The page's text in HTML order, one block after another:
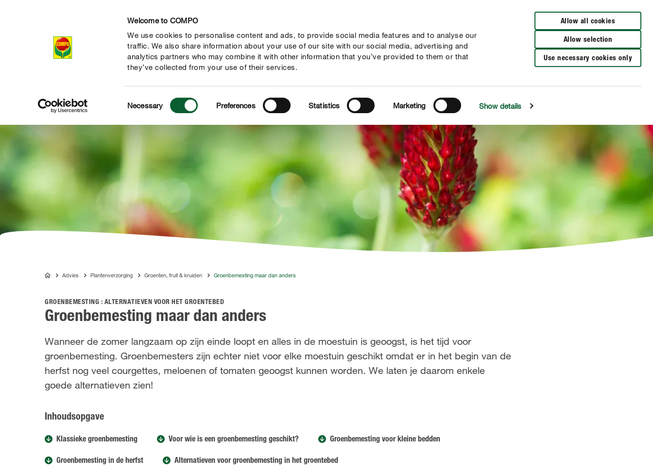
Welcome to COMPO
We use cookies to personalise content and ads, to provide social media features and to analyse our
traffic. We also share information about your use of our site with our social media, advertising and
analytics partners who may combine it with other information that you’ve provided to them or that
they’ve collected from your use of their services.
Selection
Necessary Preferences Statistics Marketing Show details
Allow all cookies
Allow selection
Use necessary cookies only
Verkooppunten
Producten Advies Thema's Tot je dienst Onderneming
COMPOAdvies Plantenverzorging Groenten, fruit & kruiden Groenbemesting maar dan anders
GROENBEMESTING : ALTERNATIEVEN VOOR HET GROENTEBED
Groenbemesting maar dan anders
Wanneer de zomer langzaam op zijn einde loopt en alles in de moestuin is geoogst, is het tijd voor
groenbemesting. Groenbemesters zijn echter niet voor elke moestuin geschikt omdat er in het begin van de
herfst nog veel courgettes, meloenen of tomaten geoogst kunnen worden. We laten je daarom enkele
goede alternatieven zien!
Inhoudsopgave
Klassieke groenbemesting Voor wie is een groenbemesting geschikt? Groenbemesting voor kleine bedden
Groenbemesting in de herfst Alternatieven voor groenbemesting in het groentebed